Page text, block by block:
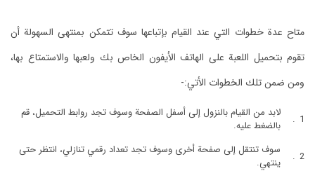
متاح عدة خطوات التي عند القيام بإتباعها سوف تتمكن بمنتهى السهولة أن
تقوم بتحميل اللعبة على الهاتف الأيفون الخاص بك ولعبها والاستمتاع بها،
ومن ضمن تلك الخطوات الأتي:-
لابد من القيام بالنزول إلى أسفل الصفحة وسوف تجد روابط التحميل، قم
بالضغط عليه.
سوف تنتقل إلى صفحة أخرى وسوف تجد تعداد رقمي تنازلي، انتظر حتى
ينتهي.